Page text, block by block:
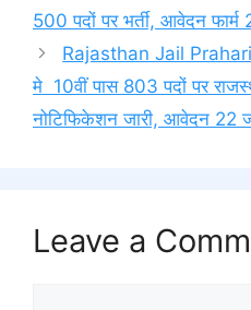
500 पदों पर भर्ती, आवेदन फार्म
Rajasthan Jail
मे 10वीं पास 803 पदों पर
नोटिफिकेशन जारी, आवेदन 22
Leave a